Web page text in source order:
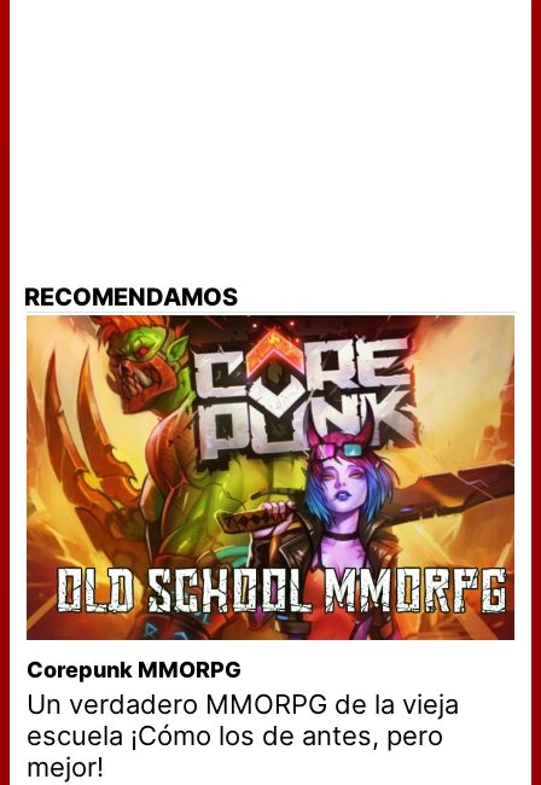
RECOMENDAMOS
Corepunk MMORPG
Un verdadero MMORPG de la vieja
escuela ¡Cómo los de antes, pero
mejor!